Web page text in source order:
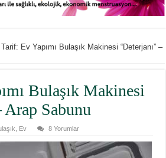
Tarif: Ev Yapımı Bulaşık Makinesi “Deterjanı” –
Bulaşık Makinesi
Arap Sabunu
Ev 8 Yorumlar